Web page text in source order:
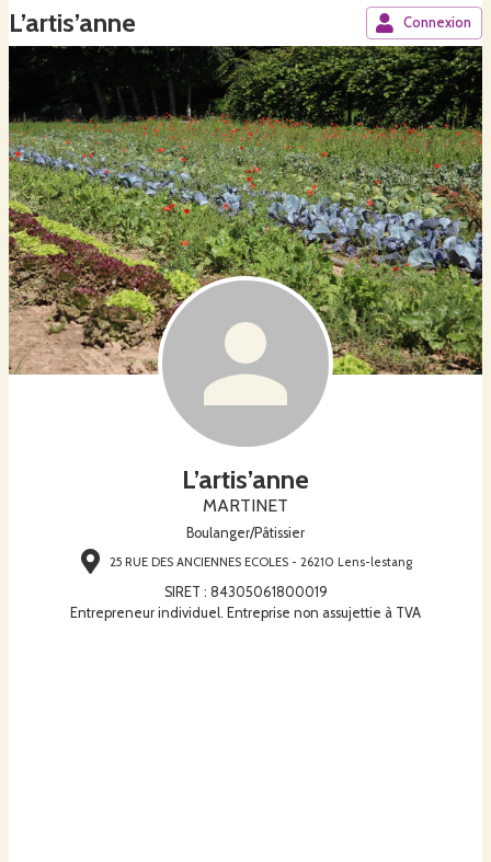
L’artis’anne Connexion
L’artis’anne
MARTINET
Boulanger/Pâtissier
25 RUE DES ANCIENNES ECOLES - 26210 Lens-lestang
SIRET : 84305061800019
Entrepreneur individuel. Entreprise non assujettie à TVA